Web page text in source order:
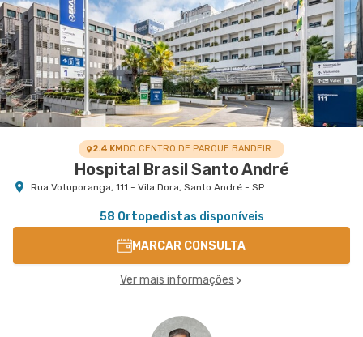
2.4 KM DO CENTRO DE PARQUE BANDEIRANTE
Hospital Brasil Santo André
Rua Votuporanga, 111 - Vila Dora, Santo André - SP
58 Ortopedistas disponíveis
MARCAR CONSULTA
Ver mais informações